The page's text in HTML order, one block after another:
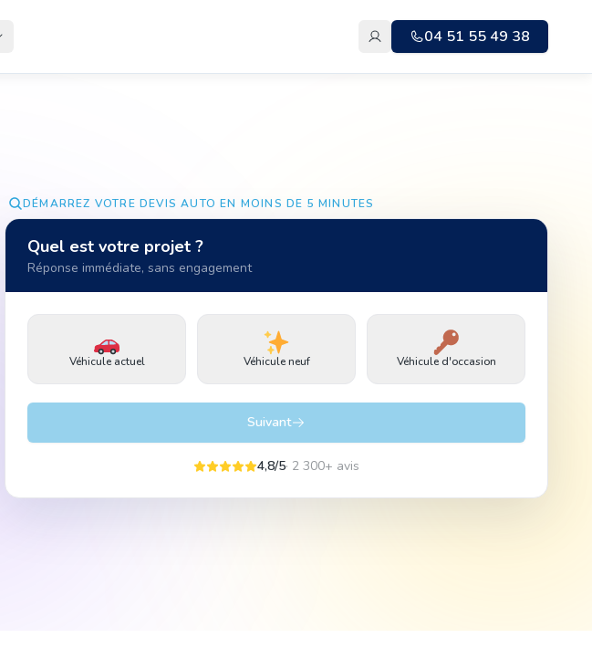
04 51 55 49 38
DÉMARREZ VOTRE DEVIS AUTO EN MOINS DE 5 MINUTES
Quel est votre projet ?
Réponse immédiate, sans engagement
Véhicule actuel Véhicule neuf Véhicule d'occasion
Suivant
4,8/5· 2 300+ avis